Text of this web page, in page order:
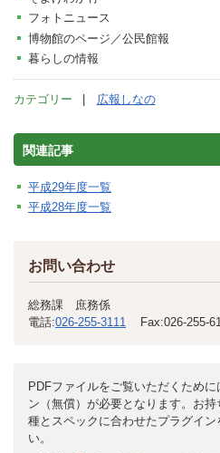
フォトニュース
博物館のページ／公民館報
暮らしの情報
カテゴリー 広報しなの
関連記事
平成29年度一覧
平成28年度一覧
お問い合わせ
総務課 庶務係
電話:026-255-3111 Fax:026-255-
PDFファイルをご覧いただくため
ン（無償）が必要となります。お
種とスペックに合わせたプラグイ
い。